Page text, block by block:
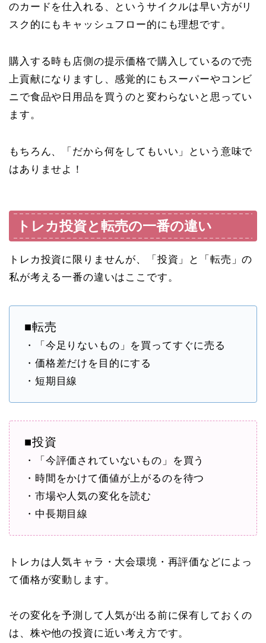
のカードを仕入れる、というサイクルは早い方がリ
スク的にもキャッシュフロー的にも理想です。
購入する時も店側の提示価格で購入しているので売
上貢献になりますし、感覚的にもスーパーやコンビ
ニで食品や日用品を買うのと変わらないと思ってい
ます。
もちろん、「だから何をしてもいい」という意味で
はありませよ！
トレカ投資と転売の一番の違い
トレカ投資に限りませんが、「投資」と「転売」の
私が考える一番の違いはここです。
■転売
・「今足りないもの」を買ってすぐに売る
・価格差だけを目的にする
・短期目線
■投資
・「今評価されていないもの」を買う
・時間をかけて価値が上がるのを待つ
・市場や人気の変化を読む
・中長期目線
トレカは人気キャラ・大会環境・再評価などによっ
て価格が変動します。
その変化を予測して人気が出る前に保有しておくの
は、株や他の投資に近い考え方です。